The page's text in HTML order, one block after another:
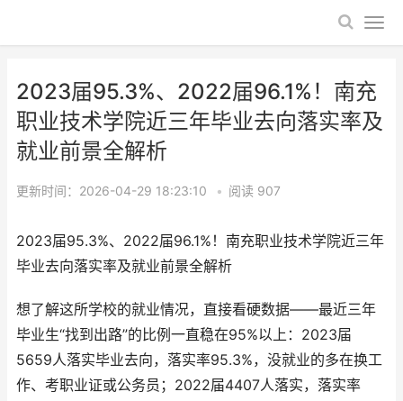
2023届95.3%、2022届96.1%！南充
职业技术学院近三年毕业去向落实率及
就业前景全解析
更新时间：2026-04-29 18:23:10 • 阅读 907
2023届95.3%、2022届96.1%！南充职业技术学院近三年
毕业去向落实率及就业前景全解析
想了解这所学校的就业情况，直接看硬数据——最近三年
毕业生“找到出路”的比例一直稳在95%以上：2023届
5659人落实毕业去向，落实率95.3%，没就业的多在换工
作、考职业证或公务员；2022届4407人落实，落实率